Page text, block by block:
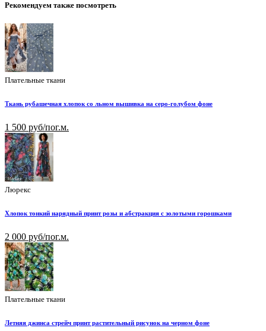
Рекомендуем также посмотреть
Плательные ткани
Ткань рубашечная хлопок со льном вышивка на серо-голубом фоне
1 500 руб/пог.м.
Люрекс
Хлопок тонкий нарядный принт розы и абстракция с золотыми горошками
2 000 руб/пог.м.
Плательные ткани
Летняя джинса стрейч принт растительный рисунок на черном фоне